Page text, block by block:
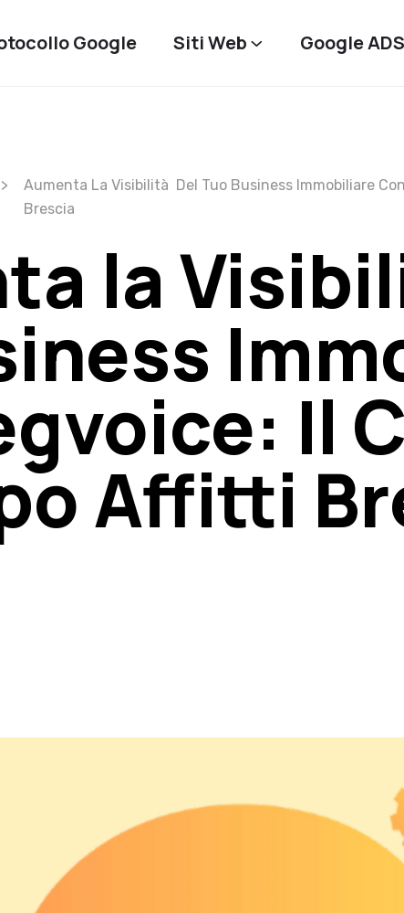
Google Siti Web Google ADS
Aumenta La Visibilità Del Tuo Business Immobiliare
Brescia
la
Il
Affitti